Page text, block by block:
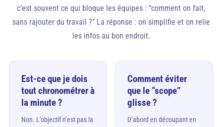
c’est souvent ce qui bloque les équipes : “comment on fait,
sans rajouter du travail ?” La réponse : on simplifie et on relie
les infos au bon endroit.
Est-ce que je dois
tout chronométrer à
la minute ?
Non. L’objectif n’est pas la
Comment éviter
que le “scope”
glisse ?
D’abord en découpant en